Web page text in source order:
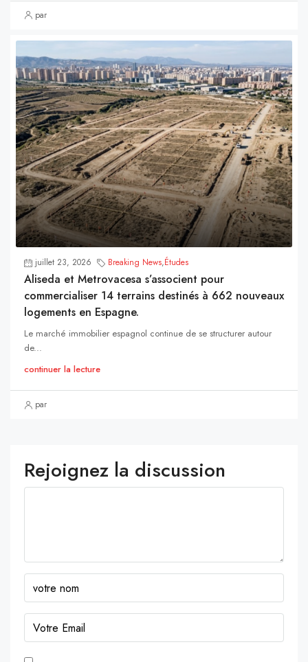
par
juillet 23, 2026 Breaking News,Études
Aliseda et Metrovacesa s’associent pour
commercialiser 14 terrains destinés à 662 nouveaux
logements en Espagne.
Le marché immobilier espagnol continue de se structurer autour
de...
continuer la lecture
par
Rejoignez la discussion